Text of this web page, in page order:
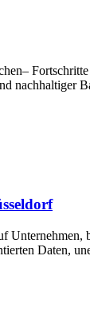
nachhaltiger
Daten,